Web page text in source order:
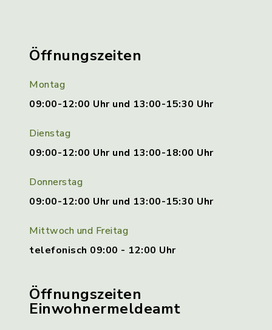
Öffnungszeiten
Montag
09:00-12:00 Uhr und 13:00-15:30 Uhr
Dienstag
09:00-12:00 Uhr und 13:00-18:00 Uhr
Donnerstag
09:00-12:00 Uhr und 13:00-15:30 Uhr
Mittwoch und Freitag
telefonisch 09:00 - 12:00 Uhr
Öffnungszeiten
Einwohnermeldeamt